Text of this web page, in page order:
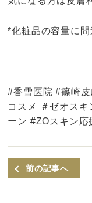
*化粧品の容量に
#香雪医院 #篠崎
コスメ ＃ゼオス
ーン #ZOスキン
前の記事へ